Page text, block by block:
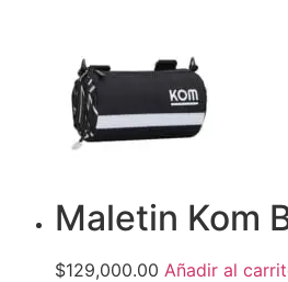
Maletin Kom
$129,000.00 Añadir al